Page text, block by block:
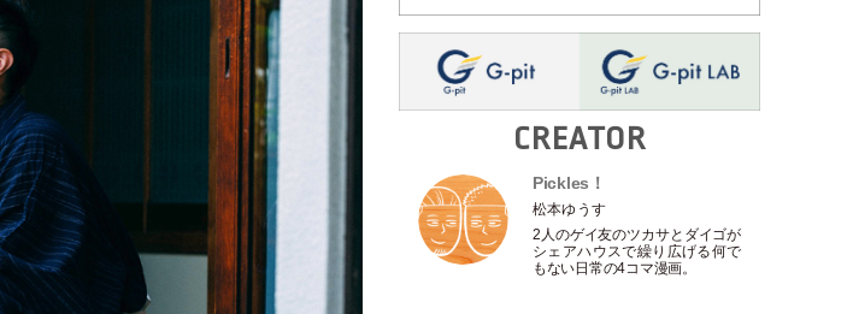
CREATOR
Pickles！
松本ゆうす
2人のゲイ友のツカサとダイゴが
シェアハウスで繰り広げる何で
もない日常の4コマ漫画。